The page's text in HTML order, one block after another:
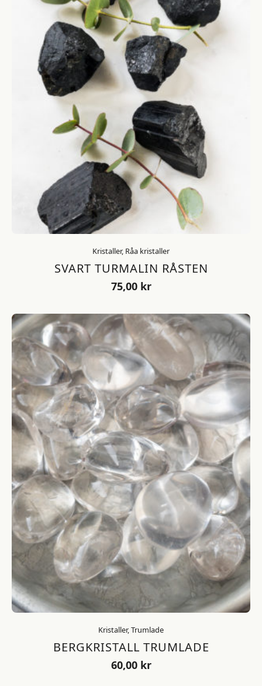
Kristaller, Råa kristaller
SVART TURMALIN RÅSTEN
75,00 kr
Kristaller, Trumlade
BERGKRISTALL TRUMLADE
60,00 kr